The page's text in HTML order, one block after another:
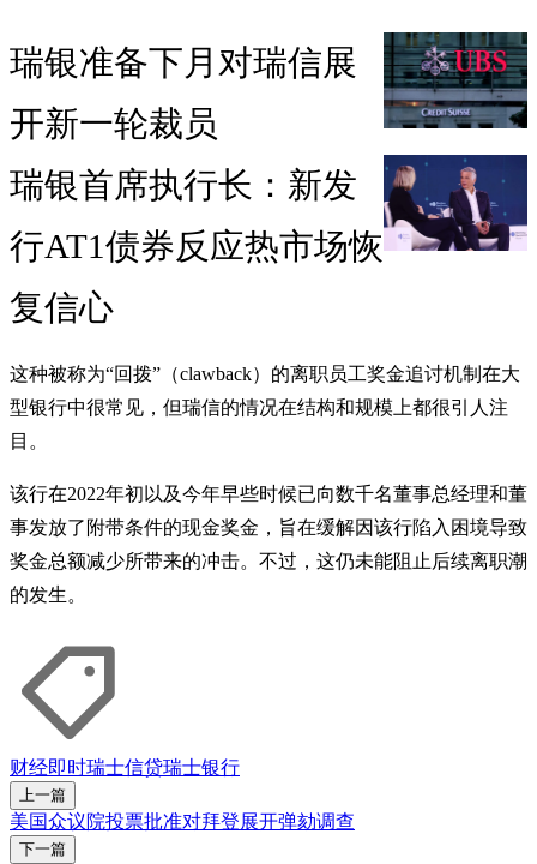
瑞银准备下月对瑞信展
开新一轮裁员
瑞银首席执行长：新发
行AT1债券反应热市场恢
复信心
这种被称为“回拨”（clawback）的离职员工奖金追讨机制在大
型银行中很常见，但瑞信的情况在结构和规模上都很引人注
目。
该行在2022年初以及今年早些时候已向数千名董事总经理和董
事发放了附带条件的现金奖金，旨在缓解因该行陷入困境导致
奖金总额减少所带来的冲击。不过，这仍未能阻止后续离职潮
的发生。
财经即时瑞士信贷瑞士银行
上一篇
美国众议院投票批准对拜登展开弹劾调查
下一篇